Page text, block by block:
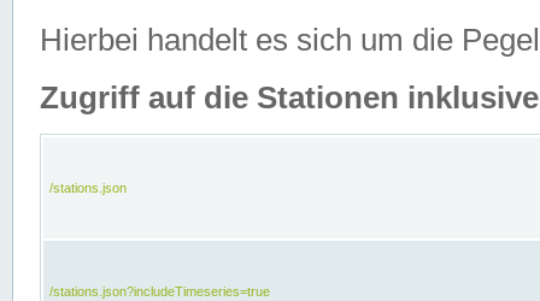
Hierbei handelt es sich um die
Zugriff auf die Stationen
/stations.json
/stations.json?includeTimeseries=true